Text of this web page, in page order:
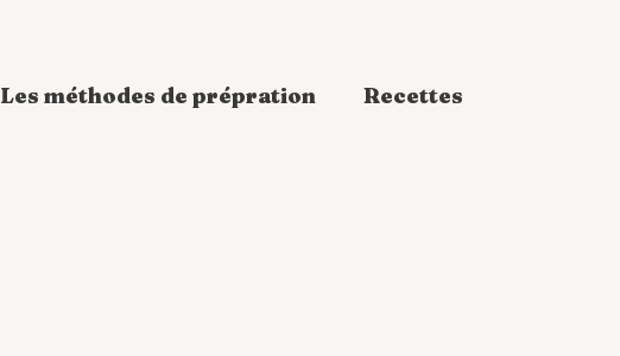
Les méthodes de prépration Recettes